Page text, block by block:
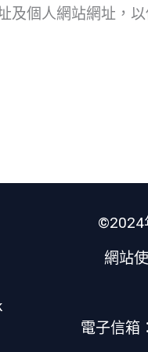
件
及個人網站網址，
©2024
網站
電子信箱